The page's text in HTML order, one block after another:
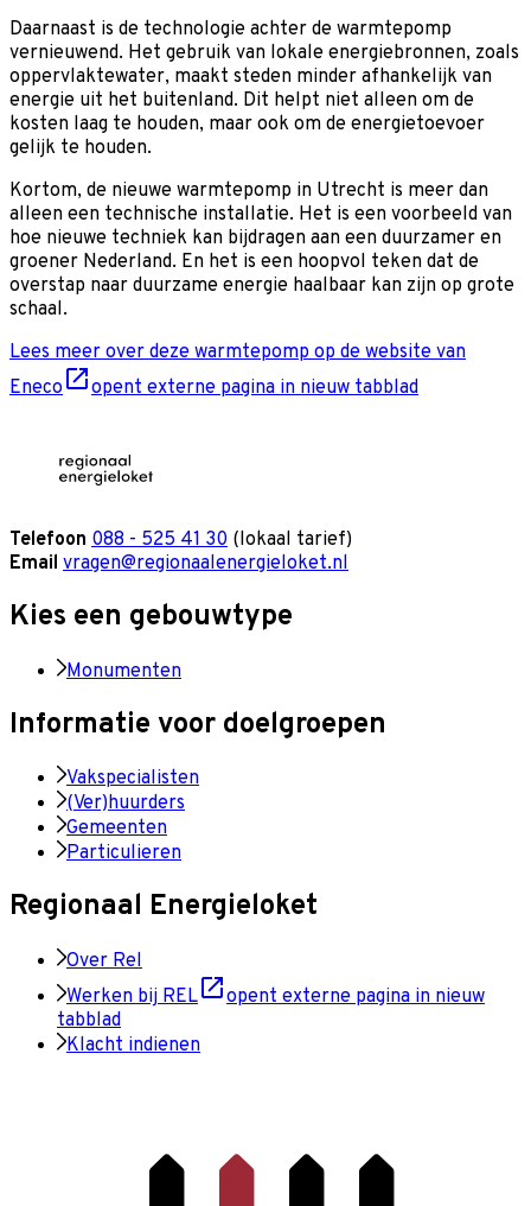
Daarnaast is de technologie achter de warmtepomp
vernieuwend. Het gebruik van lokale energiebronnen, zoals
oppervlaktewater, maakt steden minder afhankelijk van
energie uit het buitenland. Dit helpt niet alleen om de
kosten laag te houden, maar ook om de energietoevoer
gelijk te houden.
Kortom, de nieuwe warmtepomp in Utrecht is meer dan
alleen een technische installatie. Het is een voorbeeld van
hoe nieuwe techniek kan bijdragen aan een duurzamer en
groener Nederland. En het is een hoopvol teken dat de
overstap naar duurzame energie haalbaar kan zijn op grote
schaal.
Lees meer over deze warmtepomp op de website van
Eneco
opent externe pagina in nieuw tabblad
Telefoon 088 - 525 41 30 (lokaal tarief)
Email vragen@regionaalenergieloket.nl
Kies een gebouwtype
Monumenten
Informatie voor doelgroepen
Vakspecialisten
(Ver)huurders
Gemeenten
Particulieren
Regionaal Energieloket
Over Rel
Werken bij REL
opent externe pagina in nieuw
tabblad
Klacht indienen